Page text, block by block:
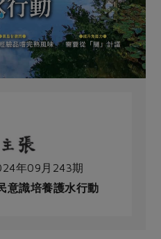
年09月243期
意識培養護水行動